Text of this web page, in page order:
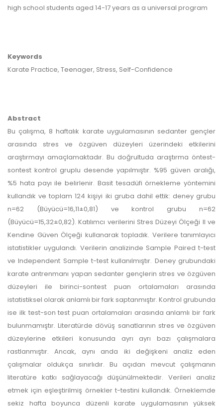
high school students aged 14-17 years as a universal program
Keywords
Karate Practice, Teenager, Stress, Self-Confidence
Abstract
Bu çalışma, 8 haftalık karate uygulamasının sedanter gençler
arasında stres ve özgüven düzeyleri üzerindeki etkilerini
araştırmayı amaçlamaktadır. Bu doğrultuda araştırma öntest-
sontest kontrol gruplu desende yapılmıştır. %95 güven aralığı,
%5 hata payı ile belirlenir. Basit tesadüfi örnekleme yöntemini
kullandık ve toplam 124 kişiyi iki gruba dahil ettik: deney grubu
n=62 (Büyücü=16,11±0,81) ve kontrol grubu n=62
(Büyücü=15,32±0,82). Katılımcı verilerini Stres Düzeyi Ölçeği II ve
Kendine Güven Ölçeği kullanarak topladık. Verilere tanımlayıcı
istatistikler uygulandı. Verilerin analizinde Sample Paired t-test
ve Independent Sample t-test kullanılmıştır. Deney grubundaki
karate antrenmanı yapan sedanter gençlerin stres ve özgüven
düzeyleri ile birinci-sontest puan ortalamaları arasında
istatistiksel olarak anlamlı bir fark saptanmıştır. Kontrol grubunda
ise ilk test-son test puan ortalamaları arasında anlamlı bir fark
bulunmamıştır. Literatürde dövüş sanatlarının stres ve özgüven
düzeylerine etkileri konusunda ayrı ayrı bazı çalışmalara
rastlanmıştır. Ancak, aynı anda iki değişkeni analiz eden
çalışmalar oldukça sınırlıdır. Bu açıdan mevcut çalışmanın
literatüre katkı sağlayacağı düşünülmektedir. Verileri analiz
etmek için eşleştirilmiş örnekler t-testini kullandık. Örneklemde
sekiz hafta boyunca düzenli karate uygulamasının yüksek